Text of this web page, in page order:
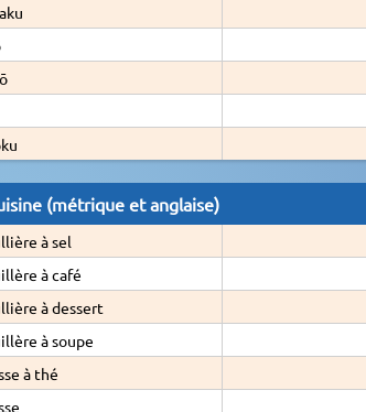
(métrique et anglaise)
à sel
à café
à dessert
à soupe
à thé